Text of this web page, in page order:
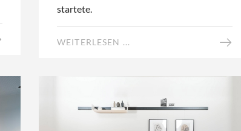
startete.
WEITERLESEN ...